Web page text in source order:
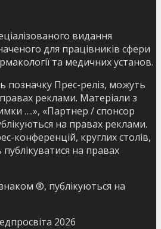
видання
для працівників сфери
та медичних установ.
позначку Прес-реліз, можуть
реклами. Матеріали з
….», «Партнер / спонсор
на правах реклами.
конференцій, круглих столів,
публікуватися на правах
®, публікуються на
2026